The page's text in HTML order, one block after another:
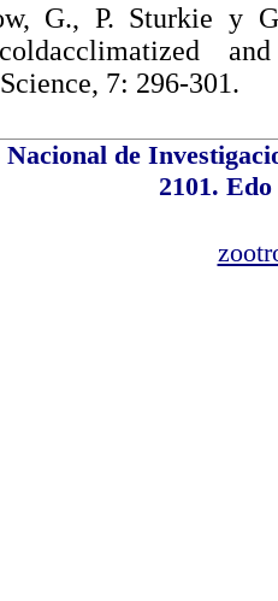
G., P. Sturkie y
Science, 7: 296-
de
2101.